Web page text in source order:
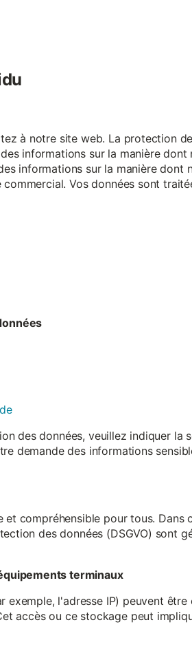
à notre site web. La protection
informations sur la manière
informations sur la manière dont
Vos données sont
des données, veuillez indiquer la
demande des informations
compréhensible pour tous.
des données (DSGVO) sont
terminaux
l'adresse IP) peuvent
accès ou ce stockage peut